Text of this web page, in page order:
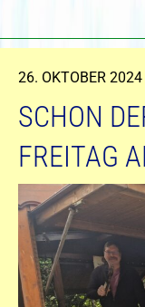
VERÖFFENTLICHT
26. OKTOBER 2024
SCHON
FREITAG